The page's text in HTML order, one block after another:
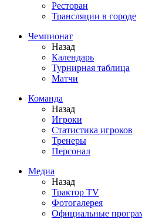
Ресторан
Трансляции в городе
Чемпионат
Назад
Календарь
Турнирная таблица
Матчи
Команда
Назад
Игроки
Статистика игроков
Тренеры
Персонал
Медиа
Назад
Трактор TV
Фотогалерея
Официальные